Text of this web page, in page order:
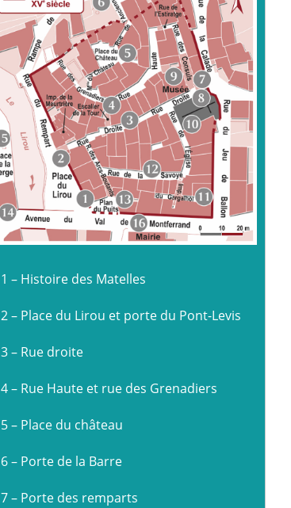
1 – Histoire des Matelles
2 – Place du Lirou et porte du Pont-Levis
3 – Rue droite
4 – Rue Haute et rue des Grenadiers
5 – Place du château
6 – Porte de la Barre
7 – Porte des remparts